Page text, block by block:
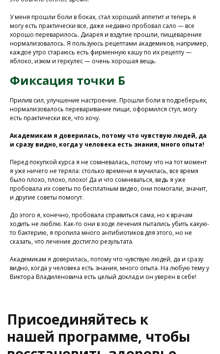
У меня прошли боли в боках, стал хороший аппетит и теперь я
могу есть практически все, даже недавно пробовал сало — все
хорошо переварилось. Диарея и вздутие прошли, пищеварение
нормализовалось. Я пользуюсь рецептами академиков, например,
каждое утро стараюсь есть фирменную кашу по их рецепту —
яблоко, изюм и геркулес — очень хорошая вещь.
Фиксация точки Б
Прилив сил, улучшение настроение. Прошли боли в подреберьях,
нормализовалось переваривание пищи, оформился стул, могу
есть практически все, что хочу.
Академикам я доверилась, потому что чувствую людей, да
и сразу видно, когда у человека есть знания, много опыта!
Перед покупкой курса я не сомневалась, потому что на тот момент
я уже ничего не теряла: столько времени я мучилась, все время
было плохо, плохо, плохо! Да и что сомневаться, ведь я уже
пробовала их советы по бесплатным видео, они помогали, значит,
и другие советы помогут.
До этого я, конечно, пробовала справиться сама, но к врачам
ходить не люблю. Как-то они в ходе лечения пытались убить какую-
то бактерию, я пропила много антибиотиков для этого, но не
сказать, что лечение достигло результата.
Академикам я доверилась, потому что чувствую людей, да и сразу
видно, когда у человека есть знания, много опыта. На любую тему у
Виктора Владиленовича есть целый доклад и он уверен в себе!
Присоединяйтесь к
нашей программе, чтобы
восстановить здоровье
без лекарств и походов в
поликлинику
Хотите проконсультироваться
с нашим специалистом?
Задать вопрос
Программа восстановления здоровья